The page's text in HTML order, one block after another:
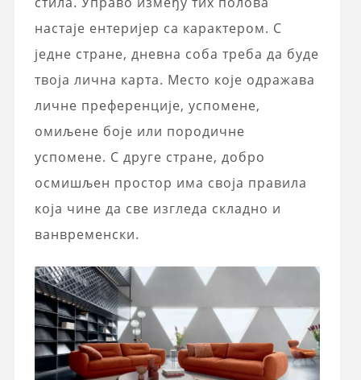
настаје ентеријер са карактером. С
једне стране, дневна соба треба да буде
твоја лична карта. Место које одражава
личне преференције, успомене,
омиљене боје или породичне
успомене. С друге стране, добро
осмишљен простор има своја правила
која чине да све изгледа складно и
ванвременски.